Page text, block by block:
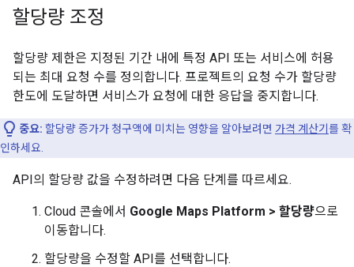
할당량 조정
할당량 제한은 지정된 기간 내에 특정 API 또는 서비스에 허용
되는 최대 요청 수를 정의합니다. 프로젝트의 요청 수가 할당량
한도에 도달하면 서비스가 요청에 대한 응답을 중지합니다.
중요: 할당량 증가가 청구액에 미치는 영향을 알아보려면 가격 계산기 를 확
인하세요.
API의 할당량 값을 수정하려면 다음 단계를 따르세요.
Cloud 콘솔에서 Google Maps Platform > 할당량으로
이동합니다.
할당량을 수정할 API를 선택합니다.